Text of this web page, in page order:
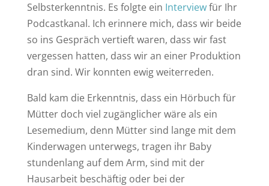
Selbsterkenntnis. Es folgte ein Interviewfür Ihr
Podcastkanal. Ich erinnere mich, dass wir beide
so ins Gespräch vertieft waren, dass wir fast
vergessen hatten, dass wir an einer Produktion
dran sind. Wir konnten ewig weiterreden.
Bald kam die Erkenntnis, dass ein Hörbuch für
Mütter doch viel zugänglicher wäre als ein
Lesemedium, denn Mütter sind lange mit dem
Kinderwagen unterwegs, tragen ihr Baby
stundenlang auf dem Arm, sind mit der
Hausarbeit beschäftig oder bei der